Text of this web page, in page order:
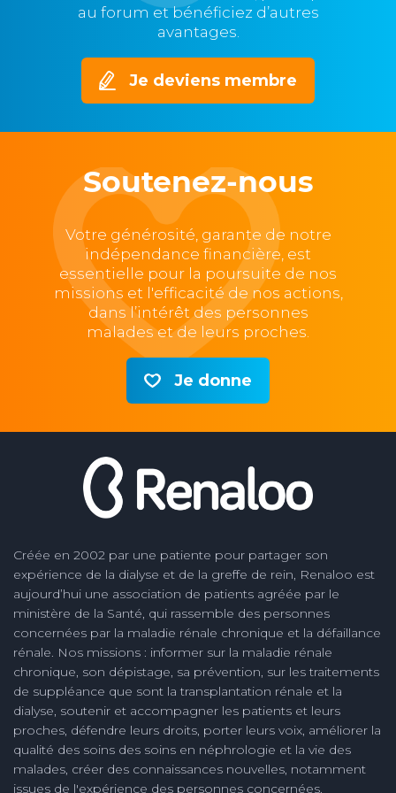
au forum et bénéficiez d’autres
avantages.
Je deviens membre
Soutenez-nous
Votre générosité, garante de notre
indépendance financière, est
essentielle pour la poursuite de nos
missions et l'efficacité de nos actions,
dans l’intérêt des personnes
malades et de leurs proches.
Je donne
Créée en 2002 par une patiente pour partager son
expérience de la dialyse et de la greffe de rein, Renaloo est
aujourd’hui une association de patients agréée par le
ministère de la Santé, qui rassemble des personnes
concernées par la maladie rénale chronique et la défaillance
rénale. Nos missions : informer sur la maladie rénale
chronique, son dépistage, sa prévention, sur les traitements
de suppléance que sont la transplantation rénale et la
dialyse, soutenir et accompagner les patients et leurs
proches, défendre leurs droits, porter leurs voix, améliorer la
qualité des soins des soins en néphrologie et la vie des
malades, créer des connaissances nouvelles, notamment
issues de l'expérience des personnes concernées.